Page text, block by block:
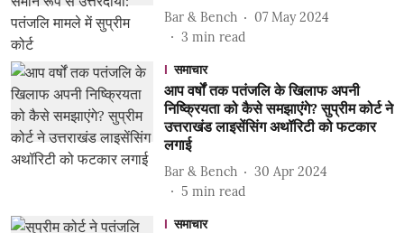
Bar & Bench
07 May 2024
3 min read
समाचार
आप वर्षों तक पतंजलि के खिलाफ अपनी
निष्क्रियता को कैसे समझाएंगे? सुप्रीम कोर्ट ने
उत्तराखंड लाइसेंसिंग अथॉरिटी को फटकार
लगाई
Bar & Bench
30 Apr 2024
5 min read
समाचार